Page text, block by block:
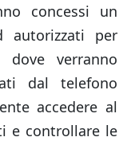
concessi un
autorizzati per
verranno
dal telefono
accedere al
e controllare le